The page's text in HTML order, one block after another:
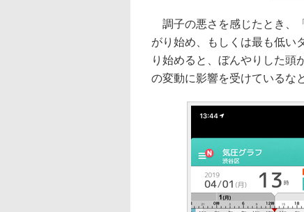
調子の悪さを感じたとき、
がり始め、もしくは最も低い
り始めると、ぼんやりした頭
の変動に影響を受けているな